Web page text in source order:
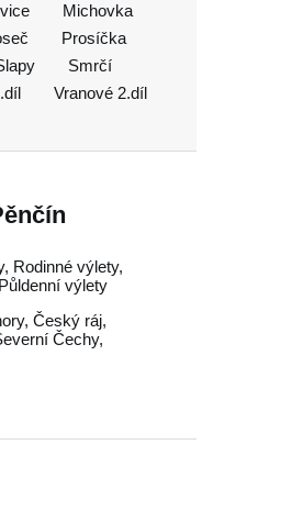
Michovka
Prosíčka
Smrčí
Vranové 2.díl
Rodinné výlety,
výlety
, Český ráj,
Čechy,